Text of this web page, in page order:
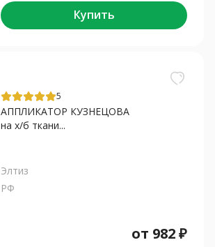
Купить
5
АППЛИКАТОР КУЗНЕЦОВА
на х/б ткани...
Элтиз
РФ
от 982₽